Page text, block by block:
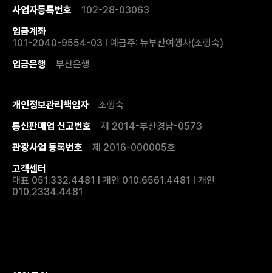
사업자등록번호
102-28-03063
입금계좌
101-2040-9554-03 I 예금주: 뉴부산여행사(조행숙)
입금은행
부산은행
개인정보관리책임자
조행숙
통신판매업 신고번호
제 2014-부산경남-0573
관광사업 등록번호
제 2016-000005호
고객센터
대표 051.332.4481 I 개인 010.6561.4481 I 개인
010.2334.4481